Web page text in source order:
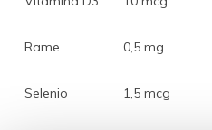
Rame 0,5 mg
Selenio 1,5 mcg